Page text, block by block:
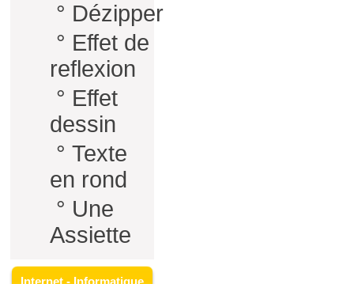
° Dézipper
° Effet de
reflexion
° Effet
dessin
° Texte
en rond
° Une
Assiette
Internet - Informatique